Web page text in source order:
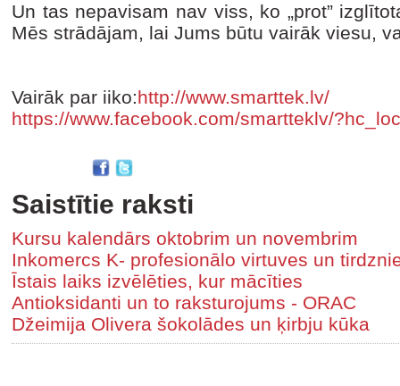
Un tas nepavisam nav viss, ko „prot”
Mēs strādājam, lai Jums būtu vairāk viesu,
Vairāk par iiko:http://www.smarttek.lv/
https://www.facebook.com/smartteklv/
Saistītie raksti
Kursu kalendārs oktobrim un novembrim
Inkomercs K- profesionālo virtuves un
Īstais laiks izvēlēties, kur mācīties
Antioksidanti un to raksturojums - ORAC
Džeimija Olivera šokolādes un ķirbju kūka